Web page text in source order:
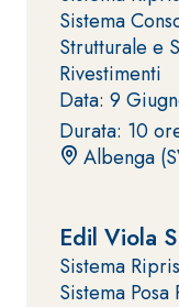
Sistema
Strutturale e
Rivestimenti
Data: 9
Durata: 10
Albenga
Edil Viola
Sistema
Sistema
COSTRUZIONE
PRODOTTI A
CALCE AEREA
KB 13
Intonaco di
bianco
aerea, per
ed esterni